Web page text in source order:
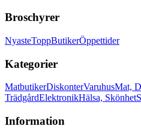
Broschyrer
NyasteToppButikerÖppettider
Kategorier
MatbutikerDiskonterVaruhusMat,
TrädgårdElektronikHälsa, Skönhet
Information